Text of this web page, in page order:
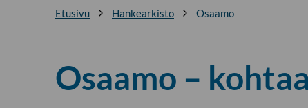
Etusivu Hankearkisto Osaamo
Osaamo –